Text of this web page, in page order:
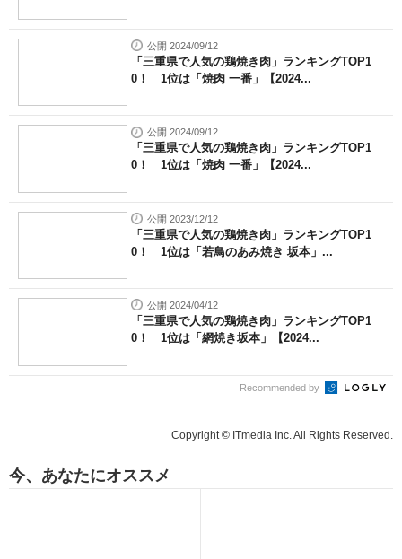
公開 2024/09/12
「三重県で人気の鶏焼き肉」ランキングTOP1
0！ 1位は「焼肉 一番」【2024...
公開 2024/09/12
「三重県で人気の鶏焼き肉」ランキングTOP1
0！ 1位は「焼肉 一番」【2024...
公開 2023/12/12
「三重県で人気の鶏焼き肉」ランキングTOP1
0！ 1位は「若鳥のあみ焼き 坂本」...
公開 2024/04/12
「三重県で人気の鶏焼き肉」ランキングTOP1
0！ 1位は「網焼き坂本」【2024...
Recommended by
Copyright © ITmedia Inc. All Rights Reserved.
今、あなたにオススメ